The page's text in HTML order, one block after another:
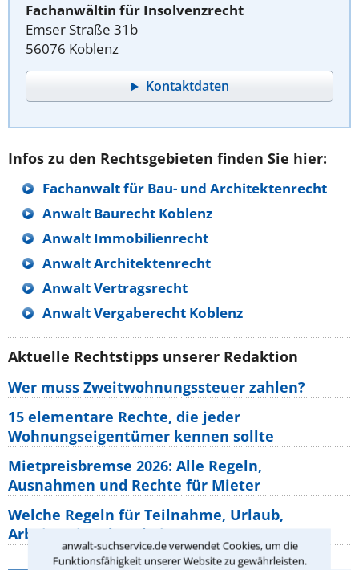
anwalt-suchservice.de verwendet Cookies, um die
Funktionsfähigkeit unserer Website zu gewährleisten.
Fachanwältin für Insolvenzrecht
Emser Straße 31b
56076 Koblenz
Kontaktdaten
Infos zu den Rechtsgebieten finden Sie hier:
Fachanwalt für Bau- und Architektenrecht
Anwalt Baurecht Koblenz
Anwalt Immobilienrecht
Anwalt Architektenrecht
Anwalt Vertragsrecht
Anwalt Vergaberecht Koblenz
Aktuelle Rechtstipps unserer Redaktion
Wer muss Zweitwohnungssteuer zahlen?
15 elementare Rechte, die jeder
Wohnungseigentümer kennen sollte
Mietpreisbremse 2026: Alle Regeln,
Ausnahmen und Rechte für Mieter
Welche Regeln für Teilnahme, Urlaub,
Arbeitszeit gelten beim